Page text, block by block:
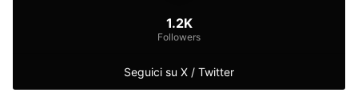
Seguici su X / Twitter
1.2K
Followers